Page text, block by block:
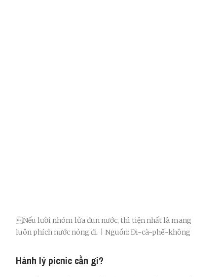
Nếu lười nhóm lửa đun nước, thì tiện nhất là mang
luôn phích nước nóng đi. | Nguồn: Đi-cà-phê-không
Hành lý picnic cần gì?